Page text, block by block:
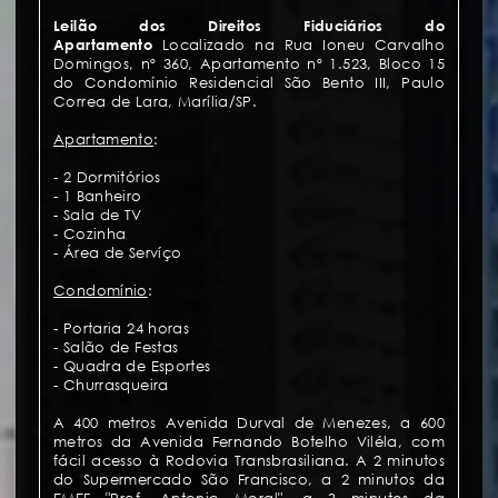
Leilão dos Direitos Fiduciários do
Apartamento Localizado na Rua Ioneu Carvalho
Domingos, nº 360, Apartamento nº 1.523, Bloco 15
do Condomínio Residencial São Bento III, Paulo
Correa de Lara, Marília/SP.
Apartamento:
- 2 Dormitórios
- 1 Banheiro
- Sala de TV
- Cozinha
- Área de Servíço
Condomínio:
- Portaria 24 horas
- Salão de Festas
- Quadra de Esportes
- Churrasqueira
A 400 metros Avenida Durval de Menezes, a 600
metros da Avenida Fernando Botelho Viléla, com
fácil acesso à Rodovia Transbrasiliana. A 2 minutos
do Supermercado São Francisco, a 2 minutos da